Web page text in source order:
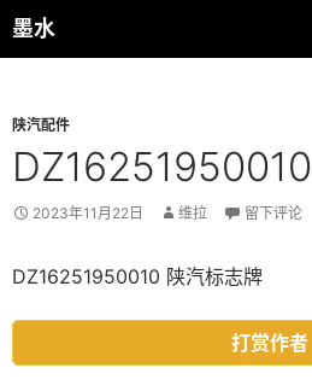
跳
至
墨水
搜
索
陕汽配件
DZ16251950010
2023年11月22日 维拉 留下评论
DZ16251950010 陕汽标志牌
打赏作者